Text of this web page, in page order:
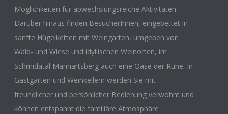
Möglichkeiten für abwechslungsreiche Aktivitäten.
Darüber hinaus finden BesucherInnen, eingebettet in
sanfte Hügelketten mit Weingärten, umgeben von
Wald- und Wiese und idyllischen Weinorten, im
Schmidatal Manhartsberg auch eine Oase der Ruhe. In
Gastgärten und Weinkellern werden Sie mit
freundlicher und persönlicher Bedienung verwöhnt und
können entspannt die familiäre Atmosphäre